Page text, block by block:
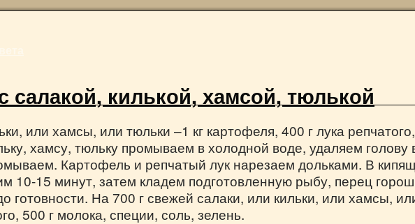
килькой, хамсой, тюлькой
или хамсы, или тюльки –1 кг картофеля, 400 г лука
хамсу, тюльку промываем в холодной воде, удаляем голову
Картофель и репчатый лук нарезаем дольками. В
10-15 минут, затем кладем подготовленную рыбу, перец
На 700 г свежей салаки, или кильки, или хамсы,
500 г молока, специи, соль, зелень.